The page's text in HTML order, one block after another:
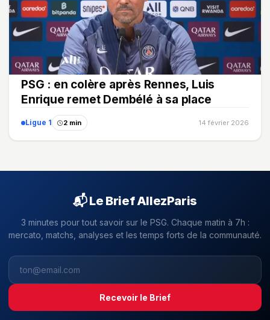
PSG : en colère après Rennes, Luis
Enrique remet Dembélé à sa place
Ligue 1 2 min 14 février 2026
📬 Le Brief AllezParis
3 minutes pour tout savoir sur le PSG. Chaque matin à 7h :
mercato, matchs, analyses et les temps forts de la communauté.
Recevoir le Brief